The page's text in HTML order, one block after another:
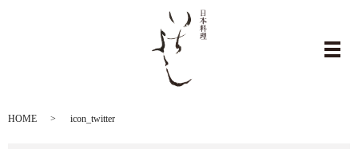
メ
icon_twitter
HOME icon_twitter